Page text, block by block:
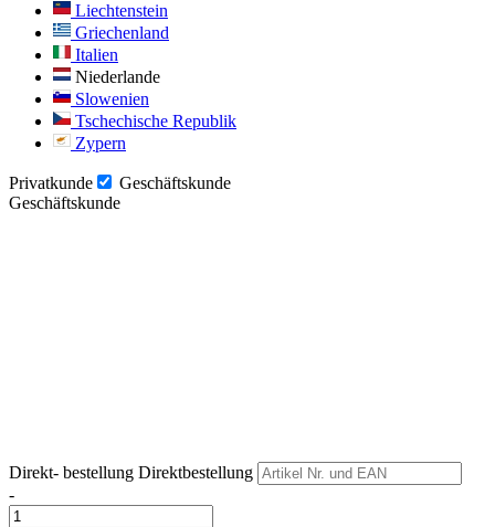
Liechtenstein
Griechenland
Italien
Niederlande
Slowenien
Tschechische Republik
Zypern
Privatkunde
Geschäftskunde
Geschäftskunde
Direkt- bestellung Direktbestellung
-